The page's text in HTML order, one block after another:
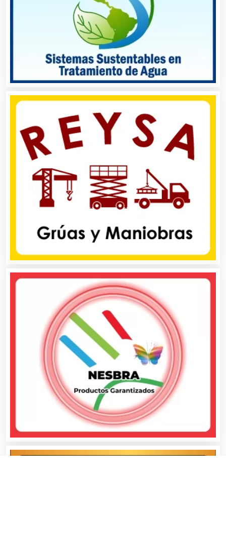
Artículos de Oficina
Artículos de Piel
Artículos Deportivos
Artículos Importados
Artículos para el Hogar
Artículos para Regalos
Artículos Personales
Artículos Publicitarios
Aseguradoras
Asesores Técnicos
Asesoría Fiscal